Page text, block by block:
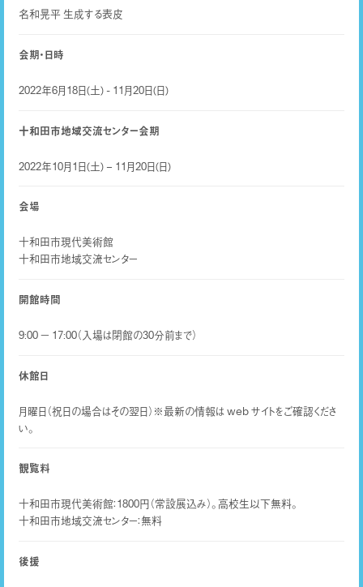
名和晃平 生成する表皮
会期・日時
2022年6月18日(土) - 11月20日(日)
十和田市地域交流センター会期
2022年10月1日(土) – 11月20日(日)
会場
十和田市現代美術館
十和田市地域交流センター
開館時間
9:00 − 17:00（入場は閉館の30分前まで）
休館日
月曜日（祝日の場合はその翌日）※最新の情報は web サイトをご確認くださ
い。
観覧料
十和田市現代美術館：1800円（常設展込み）。高校生以下無料。
十和田市地域交流センター：無料
後援